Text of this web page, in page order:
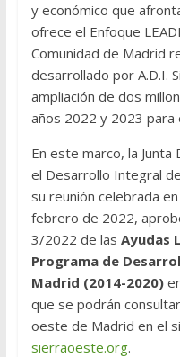
y económico que
ofrece el Enfoque
Comunidad de Madrid
desarrollado por A.D.I.
ampliación de dos
años 2022 y 2023
En este marco, la Junta
el Desarrollo Integral
su reunión celebrada
febrero de 2022,
3/2022 de las Ayudas
Programa de
Madrid (2014-2020)
que se podrán
oeste de Madrid en el
sierraoeste.org.